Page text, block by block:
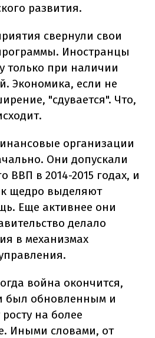
развития.
свернули свои
Иностранцы
только при наличии
Экономика, если не
"сдувается". Что,
организации
Они допускали
ВВП в 2014-2015 годах, и
щедро выделяют
Еще активнее они
делало
в механизмах
война окончится,
был обновленным и
на более
Иными словами, от